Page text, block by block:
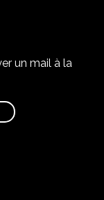
un mail à la